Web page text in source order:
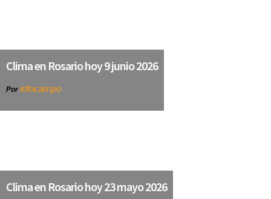
Clima en Rosario hoy 9 junio 2026
Por infocampo
Clima en Rosario hoy 23 mayo 2026